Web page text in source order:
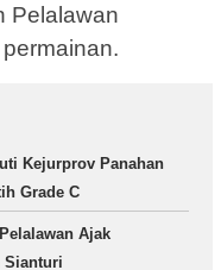
Pelalawan
Kejurprov Panahan
Grade C
Ajak
Sianturi